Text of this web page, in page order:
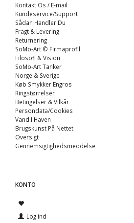
Kontakt Os / E-mail
Kundeservice/Support
Sådan Handler Du
Fragt & Levering
Returnering
SoMo-Art © Firmaprofil
Filosofi & Vision
SoMo-Art Tanker
Norge & Sverige
Køb Smykker Engros
Ringstørrelser
Betingelser & Vilkår
Persondata/Cookies
Vand I Haven
Brugskunst På Nettet
Oversigt
Gennemsigtighedsmeddelse
KONTO
Log ind